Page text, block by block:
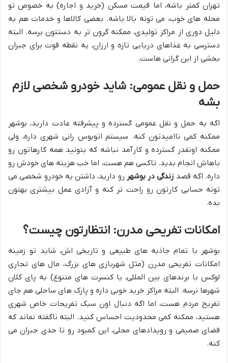
تهران کمتر باشه، اما قیمت مسکن (خرید و اجاره) به خصوص تو
محله های خوب، می تونه بالا باشه. بعضی کالاها و خدمات هم به
دلیل دوری از مراکز تولیدی، ممکنه گرون تر به دستتون برسه. البته
دسترسی به غذاهای دریایی تازه و ارزان، یه نقطه قوت برای جبران
بخشی از این گرانی هاست.
حمل و نقل عمومی: شاید خودرو شخصی لازم
بشه
اگه به حمل و نقل عمومی گسترده و پیشرفته عادت دارید، بوشهر
ممکنه کمی ناامیدتون کنه. سیستم اتوبوس رانی شهری داره، ولی
ممکنه اونقدر گسترده و کارآمد نباشه که بتونید همه کارهاتون رو
باهاش انجام بدید. تاکسی هم هست، اما خب هزینه های خودش رو
داره. اگه قصد زندگی در بوشهر رو دارید، داشتن یه خودرو شخصی می
تونه حسابی کارتون رو راحت تر کنه و آزادی عمل بیشتری بهتون
بده.
امکانات تفریحی مدرن: انتظارتون چیست؟
بوشهر با تمام جاذبه های طبیعی و تاریخی اش، شاید تو زمینه
امکانات تفریحی مدرن (مثل شهربازی های بزرگ، مال های تجاری
لوکس با برندهای بین المللی، یا کنسرت های متنوع) به پای کلان
شهرها نرسه. البته مراکز خرید خوبی داره و پارک های ساحلی هم جای
تفریح مردم هست، اما اگه دنبال اون سبک تفریحات خاص شهری
هستید، ممکنه کمی محدودیت احساس کنید. البته ناگفته نماند که
فضای صمیمی و رویدادهای محلی، این کمبود رو تا حدی جبران می
کنه.